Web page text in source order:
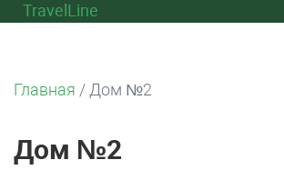
TravelLine
Главная / Дом №2
Дом №2